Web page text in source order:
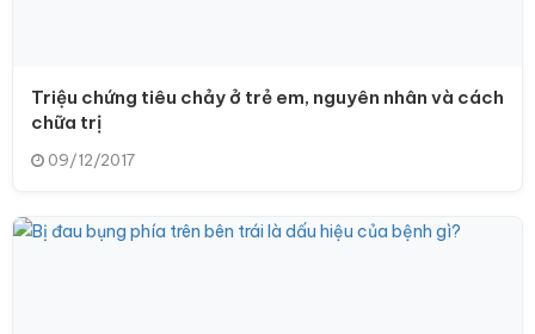
Triệu chứng tiêu chảy ở trẻ em, nguyên nhân và cách
chữa trị
09/12/2017